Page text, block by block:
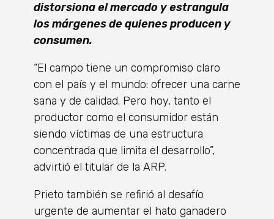
distorsiona el mercado y estrangula
los márgenes de quienes producen y
consumen.
“El campo tiene un compromiso claro
con el país y el mundo: ofrecer una carne
sana y de calidad. Pero hoy, tanto el
productor como el consumidor están
siendo víctimas de una estructura
concentrada que limita el desarrollo”,
advirtió el titular de la ARP.
Prieto también se refirió al desafío
urgente de aumentar el hato ganadero